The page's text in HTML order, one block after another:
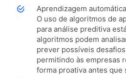
Aprendizagem
O uso de algoritmos de
para análise preditiva
algoritmos podem
prever possíveis
permitindo às empresas
forma proativa antes que